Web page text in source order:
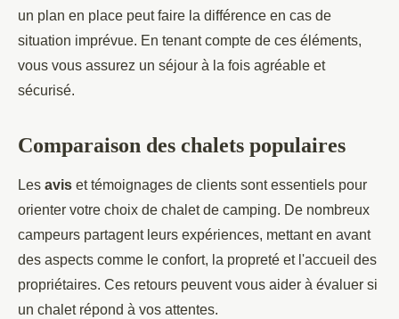
un plan en place peut faire la différence en cas de
situation imprévue. En tenant compte de ces éléments,
vous vous assurez un séjour à la fois agréable et
sécurisé.
Comparaison des chalets populaires
Les avis et témoignages de clients sont essentiels pour
orienter votre choix de chalet de camping. De nombreux
campeurs partagent leurs expériences, mettant en avant
des aspects comme le confort, la propreté et l'accueil des
propriétaires. Ces retours peuvent vous aider à évaluer si
un chalet répond à vos attentes.